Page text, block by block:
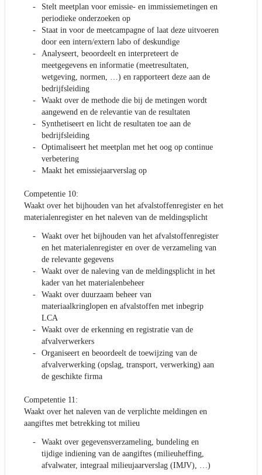
Stelt meetplan voor emissie- en immissiemetingen en
periodieke onderzoeken op
Staat in voor de meetcampagne of laat deze uitvoeren
door een intern/extern labo of deskundige
Analyseert, beoordeelt en interpreteert de
meetgegevens en informatie (meetresultaten,
wetgeving, normen, …) en rapporteert deze aan de
bedrijfsleiding
Waakt over de methode die bij de metingen wordt
aangewend en de relevantie van de resultaten
Synthetiseert en licht de resultaten toe aan de
bedrijfsleiding
Optimaliseert het meetplan met het oog op continue
verbetering
Maakt het emissiejaarverslag op
Competentie 10:
Waakt over het bijhouden van het afvalstoffenregister en het
materialenregister en het naleven van de meldingsplicht
Waakt over het bijhouden van het afvalstoffenregister
en het materialenregister en over de verzameling van
de relevante gegevens
Waakt over de naleving van de meldingsplicht in het
kader van het materialenbeheer
Waakt over duurzaam beheer van
materiaalkringlopen en afvalstoffen met inbegrip
LCA
Waakt over de erkenning en registratie van de
afvalverwerkers
Organiseert en beoordeelt de toewijzing van de
afvalverwerking (opslag, transport, verwerking) aan
de geschikte firma
Competentie 11:
Waakt over het naleven van de verplichte meldingen en
aangiftes met betrekking tot milieu
Waakt over gegevensverzameling, bundeling en
tijdige indiening van de aangiftes (milieuheffing,
afvalwater, integraal milieujaarverslag (IMJV), …)